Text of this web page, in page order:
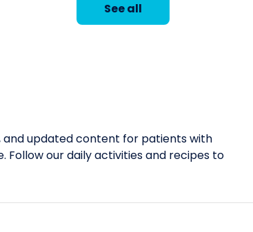
See all
and updated content for patients with
Follow our daily activities and recipes to